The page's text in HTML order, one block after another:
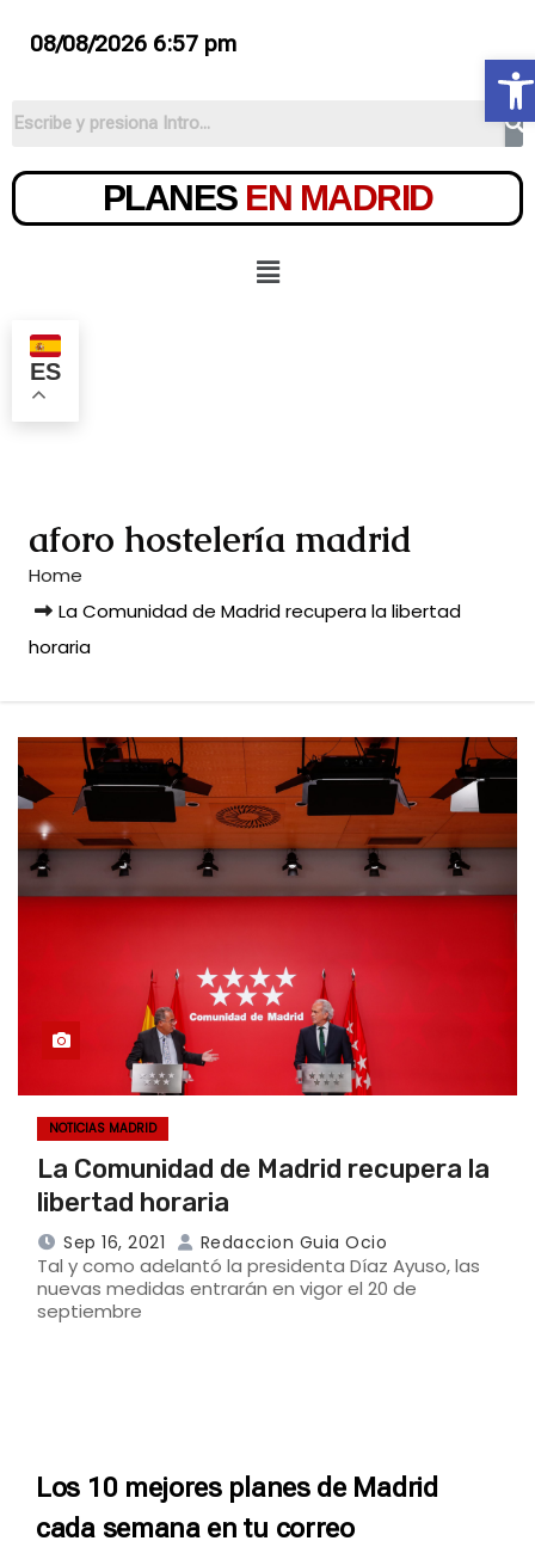
08/08/2026 6:57 pm
PLANES EN MADRID
ES
aforo hostelería madrid
Home
La Comunidad de Madrid recupera la libertad
horaria
NOTICIAS MADRID
La Comunidad de Madrid recupera la
libertad horaria
Sep 16, 2021 Redaccion Guia Ocio
Tal y como adelantó la presidenta Díaz Ayuso, las
nuevas medidas entrarán en vigor el 20 de
septiembre
Los 10 mejores planes de Madrid
cada semana en tu correo